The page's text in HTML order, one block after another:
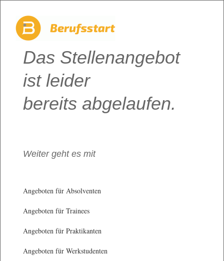
Das Stellenangebot
ist leider
bereits abgelaufen.
Weiter geht es mit
Angeboten für Absolventen
Angeboten für Trainees
Angeboten für Praktikanten
Angeboten für Werkstudenten